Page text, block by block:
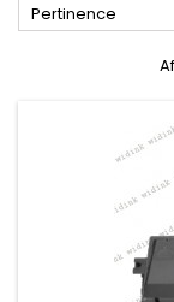
Pertinence